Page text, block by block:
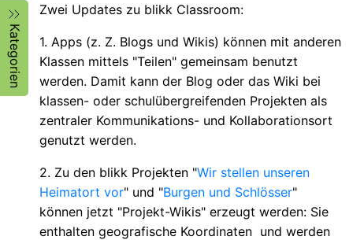
Kategorien
Zwei Updates zu blikk Classroom:
1. Apps (z. Z. Blogs und Wikis) können mit anderen
Klassen mittels "Teilen" gemeinsam benutzt
werden. Damit kann der Blog oder das Wiki bei
klassen- oder schulübergreifenden Projekten als
zentraler Kommunikations- und Kollaborationsort
genutzt werden.
2. Zu den blikk Projekten "Wir stellen unseren
Heimatort vor" und "Burgen und Schlösser"
können jetzt "Projekt-Wikis" erzeugt werden: Sie
enthalten geografische Koordinaten und werden